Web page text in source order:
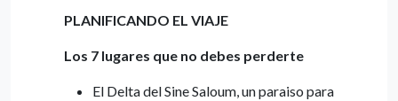
PLANIFICANDO EL VIAJE
Los 7 lugares que no debes perderte
El Delta del Sine Saloum, un paraiso para